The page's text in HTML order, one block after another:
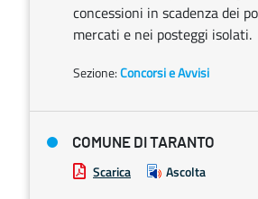
concessioni in scadenza dei
mercati e nei posteggi isolati.
Sezione:Concorsi e Avvisi
COMUNE DI TARANTO
Scarica Ascolta